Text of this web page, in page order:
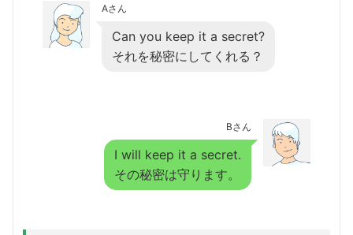
Aさん
Can you keep it a secret?
それを秘密にしてくれる？
Bさん
I will keep it a secret.
その秘密は守ります。